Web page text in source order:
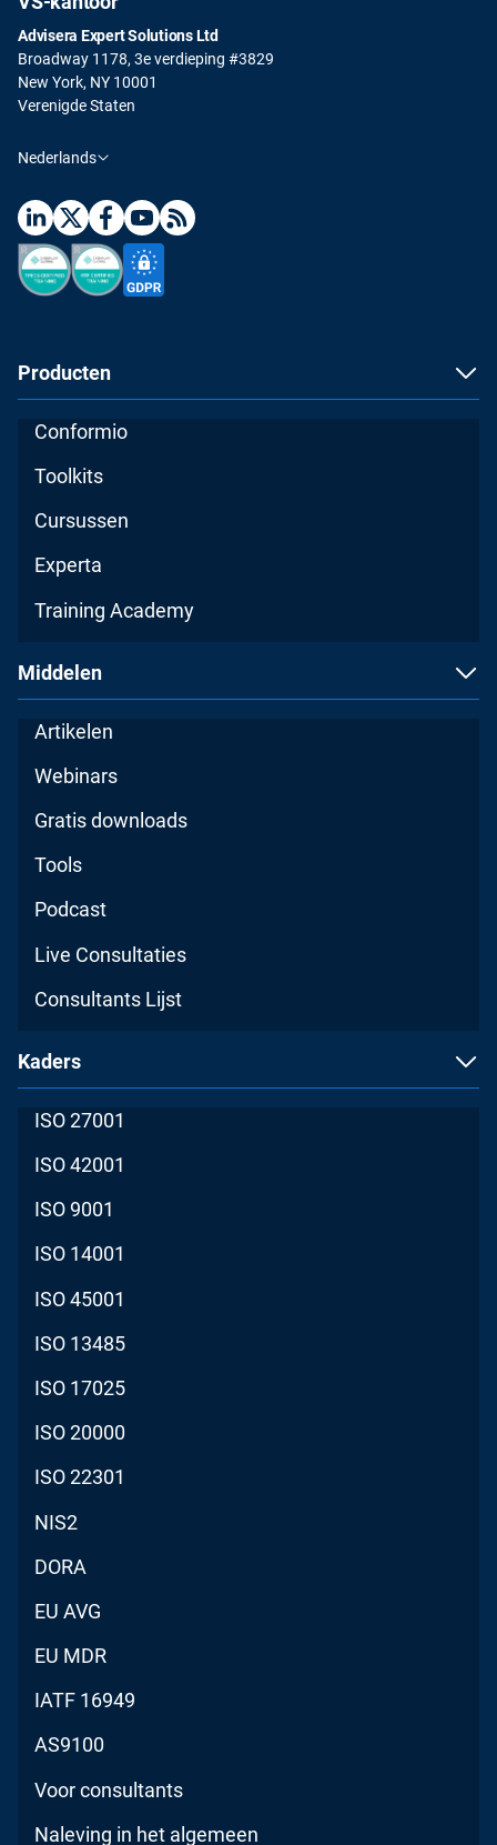
Advisera Expert Solutions Ltd
Broadway 1178, 3e verdieping #3829
New York, NY 10001
Verenigde Staten
Nederlands
Producten
Conformio
Toolkits
Cursussen
Experta
Training Academy
Middelen
Artikelen
Webinars
Gratis downloads
Tools
Podcast
Live Consultaties
Consultants Lijst
Kaders
ISO 27001
ISO 42001
ISO 9001
ISO 14001
ISO 45001
ISO 13485
ISO 17025
ISO 20000
ISO 22301
NIS2
DORA
EU AVG
EU MDR
IATF 16949
AS9100
Voor consultants
Naleving in het algemeen